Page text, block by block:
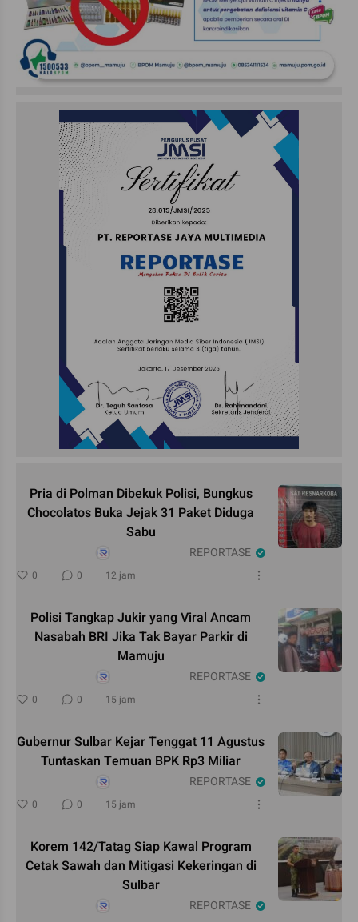
Pria di Polman Dibekuk Polisi, Bungkus
Chocolatos Buka Jejak 31 Paket Diduga
Sabu
REPORTASE
0 0 12 jam
Polisi Tangkap Jukir yang Viral Ancam
Nasabah BRI Jika Tak Bayar Parkir di
Mamuju
REPORTASE
0 0 15 jam
Gubernur Sulbar Kejar Tenggat 11 Agustus
Tuntaskan Temuan BPK Rp3 Miliar
REPORTASE
0 0 15 jam
Korem 142/Tatag Siap Kawal Program
Cetak Sawah dan Mitigasi Kekeringan di
Sulbar
REPORTASE